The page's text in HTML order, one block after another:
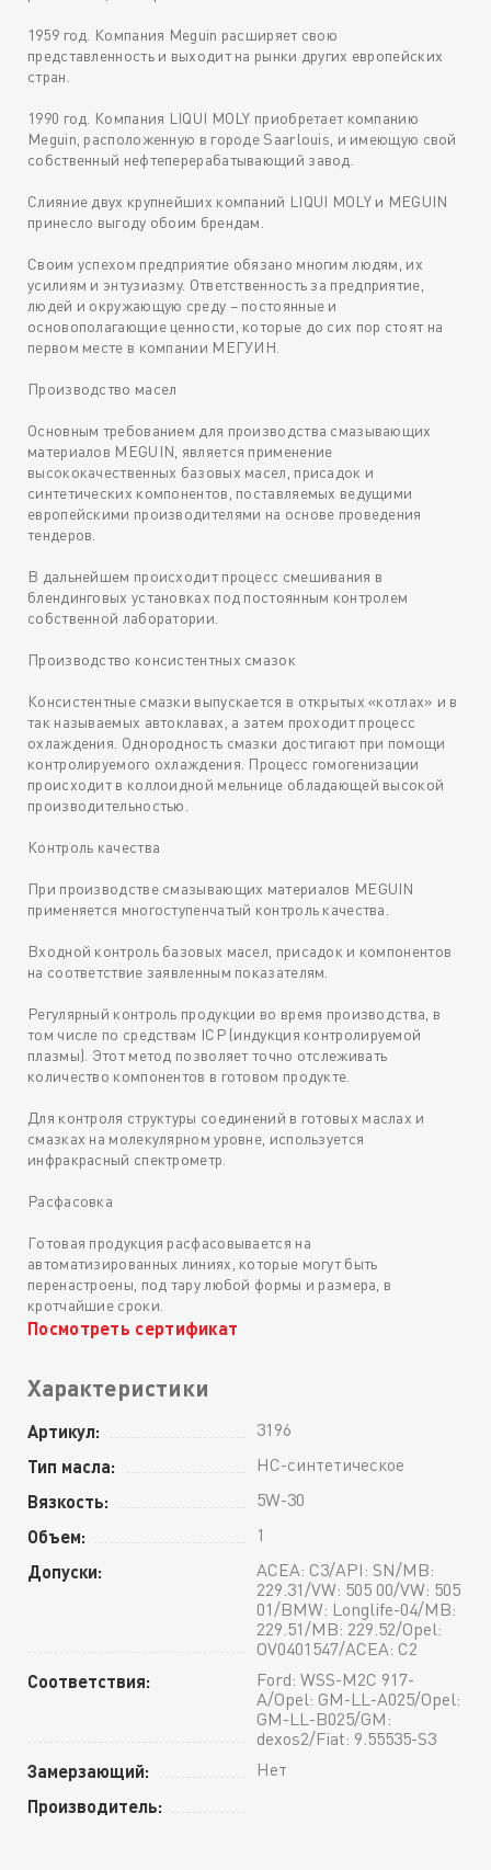
1959 год. Компания Meguin расширяет свою
представленность и выходит на рынки других европейских
стран.
1990 год. Компания LIQUI MOLY приобретает компанию
Meguin, расположенную в городе Saarlouis, и имеющую свой
собственный нефтеперерабатывающий завод.
Слияние двух крупнейших компаний LIQUI MOLY и MEGUIN
принесло выгоду обоим брендам.
Своим успехом предприятие обязано многим людям, их
усилиям и энтузиазму. Ответственность за предприятие,
людей и окружающую среду – постоянные и
основополагающие ценности, которые до сих пор стоят на
первом месте в компании МЕГУИН.
Производство масел
Основным требованием для производства смазывающих
материалов MEGUIN, является применение
высококачественных базовых масел, присадок и
синтетических компонентов, поставляемых ведущими
европейскими производителями на основе проведения
тендеров.
В дальнейшем происходит процесс смешивания в
блендинговых установках под постоянным контролем
собственной лаборатории.
Производство консистентных смазок
Консистентные смазки выпускается в открытых «котлах» и в
так называемых автоклавах, а затем проходит процесс
охлаждения. Однородность смазки достигают при помощи
контролируемого охлаждения. Процесс гомогенизации
происходит в коллоидной мельнице обладающей высокой
производительностью.
Контроль качества
При производстве смазывающих материалов MEGUIN
применяется многоступенчатый контроль качества.
Входной контроль базовых масел, присадок и компонентов
на соответствие заявленным показателям.
Регулярный контроль продукции во время производства, в
том числе по средствам ICP (индукция контролируемой
плазмы). Этот метод позволяет точно отслеживать
количество компонентов в готовом продукте.
Для контроля структуры соединений в готовых маслах и
смазках на молекулярном уровне, используется
инфракрасный спектрометр.
Расфасовка
Готовая продукция расфасовывается на
автоматизированных линиях, которые могут быть
перенастроены, под тару любой формы и размера, в
кротчайшие сроки.
Посмотреть сертификат
Характеристики
Артикул: 3196
Тип масла: HC-синтетическое
Вязкость: 5W-30
Объем: 1
Допуски:
ACEA: C3/API: SN/MB:
229.31/VW: 505 00/VW: 505
01/BMW: Longlife-04/MB:
229.51/MB: 229.52/Opel:
OV0401547/ACEA: C2
Соответствия:
Ford: WSS-M2C 917-
A/Opel: GM-LL-A025/Opel:
GM-LL-B025/GM:
dexos2/Fiat: 9.55535-S3
Замерзающий: Нет
Производитель: